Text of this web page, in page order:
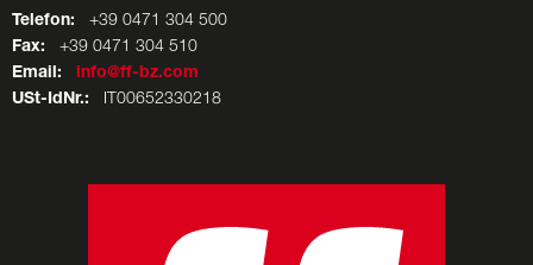
Telefon: +39 0471 304 500
Fax: +39 0471 304 510
Email:
info@ff-bz.com
USt-IdNr.: IT00652330218